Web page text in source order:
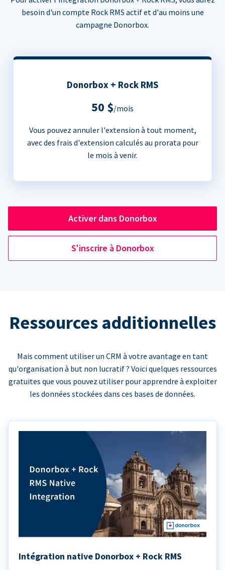
besoin d'un compte Rock RMS actif et d'au moins une
campagne Donorbox.
Donorbox + Rock RMS
50 $/mois
Vous pouvez annuler l'extension à tout moment,
avec des frais d'extension calculés au prorata pour
le mois à venir.
Activer dans Donorbox
S'inscrire à Donorbox
Ressources additionnelles
Mais comment utiliser un CRM à votre avantage en tant
qu'organisation à but non lucratif ? Voici quelques ressources
gratuites que vous pouvez utiliser pour apprendre à exploiter
les données stockées dans ces bases de données.
Intégration native Donorbox + Rock RMS